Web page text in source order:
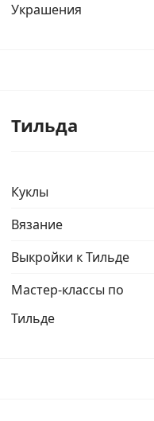
Украшения
Тильда
Куклы
Вязание
Выкройки к Тильде
Мастер-классы по
Тильде